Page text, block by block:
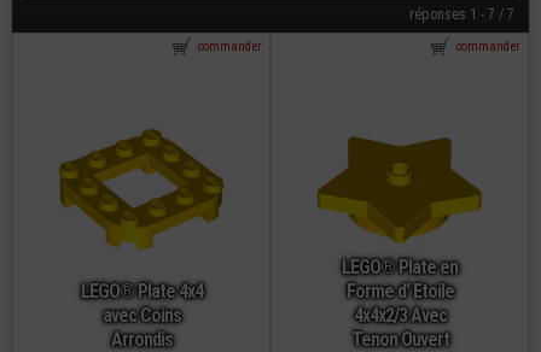
réponses 1 - 7 / 7
LEGO® Plate 4x4
avec Coins
Arrondis
commander
LEGO® Plate en
Forme d' Etoile
4x4x2/3 Avec
Tenon Ouvert
commander